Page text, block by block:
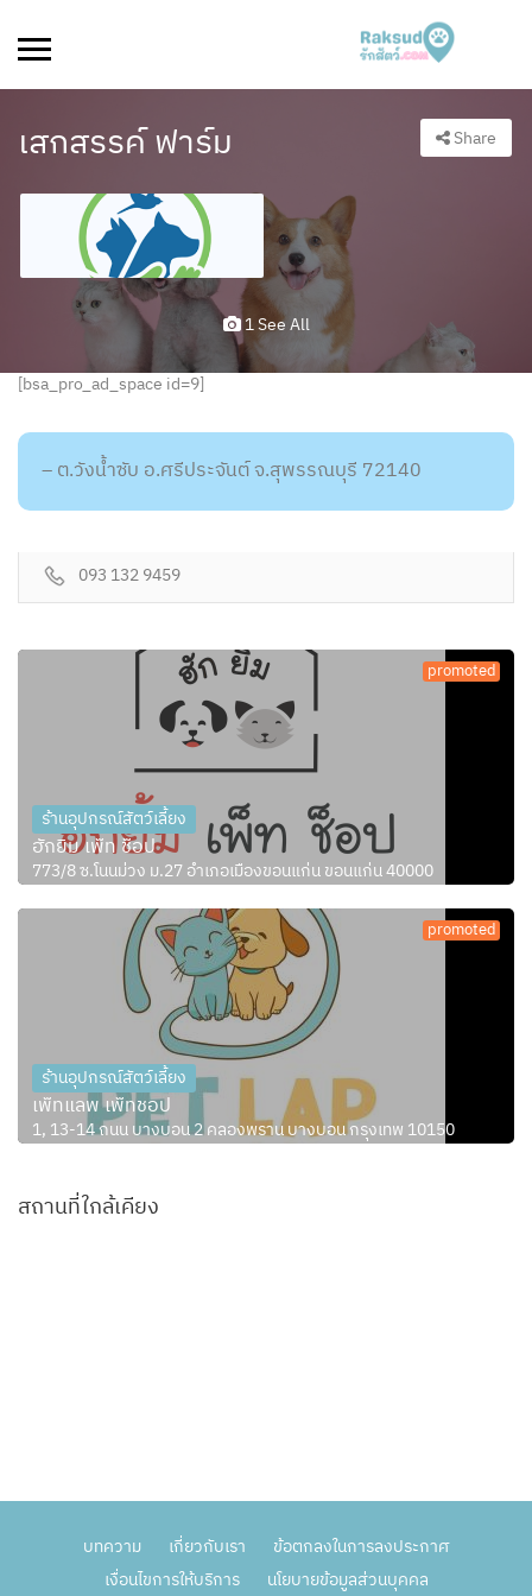
เสกสรรค์ ฟาร์ม Share
1 See All
[bsa_pro_ad_space id=9]
– ต.วังน้ำซับ อ.ศรีประจันต์ จ.สุพรรณบุรี 72140
093 132 9459
promoted
ร้านอุปกรณ์สัตว์เลี้ยง
ฮักยิ้ม เพ็ท ช็อป
773/8 ซ.โนนม่วง ม.27 อำเภอเมืองขอนแก่น ขอนแก่น 40000
promoted
ร้านอุปกรณ์สัตว์เลี้ยง
เพ็ทแลพ เพ็ทชอป
1, 13-14 ถนน บางบอน 2 คลองพราน บางบอน กรุงเทพ 10150
สถานที่ใกล้เคียง
บทความ เกี่ยวกับเรา
ข้อตกลงในการลงประกาศ
เงื่อนไขการให้บริการ
นโยบายข้อมูลส่วนบุคคล